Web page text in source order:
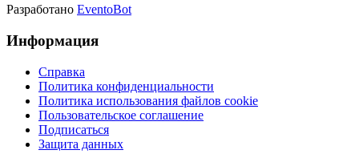
Разработано EventoBot
Информация
Справка
Политика конфиденциальности
Политика использования файлов cookie
Пользовательское соглашение
Подписаться
Защита данных